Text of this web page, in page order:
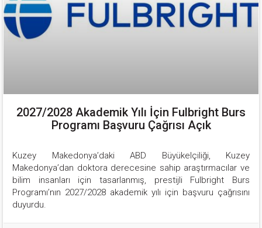
2027/2028 Akademik Yılı İçin Fulbright Burs
Programı Başvuru Çağrısı Açık
Kuzey Makedonya’daki ABD Büyükelçiliği, Kuzey
Makedonya’dan doktora derecesine sahip araştırmacılar ve
bilim insanları için tasarlanmış, prestijli Fulbright Burs
Programı’nın 2027/2028 akademik yılı için başvuru çağrısını
duyurdu.